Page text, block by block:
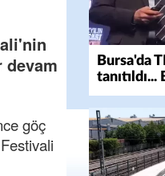
devam
göç
Bursa'da
tanıtıldı...